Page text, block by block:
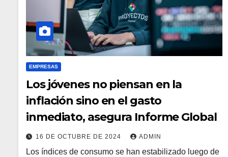
EMPRESAS
Los jóvenes no piensan en la
inflación sino en el gasto
inmediato, asegura Informe Global
16 DE OCTUBRE DE 2024 ADMIN
Los índices de consumo se han estabilizado luego de